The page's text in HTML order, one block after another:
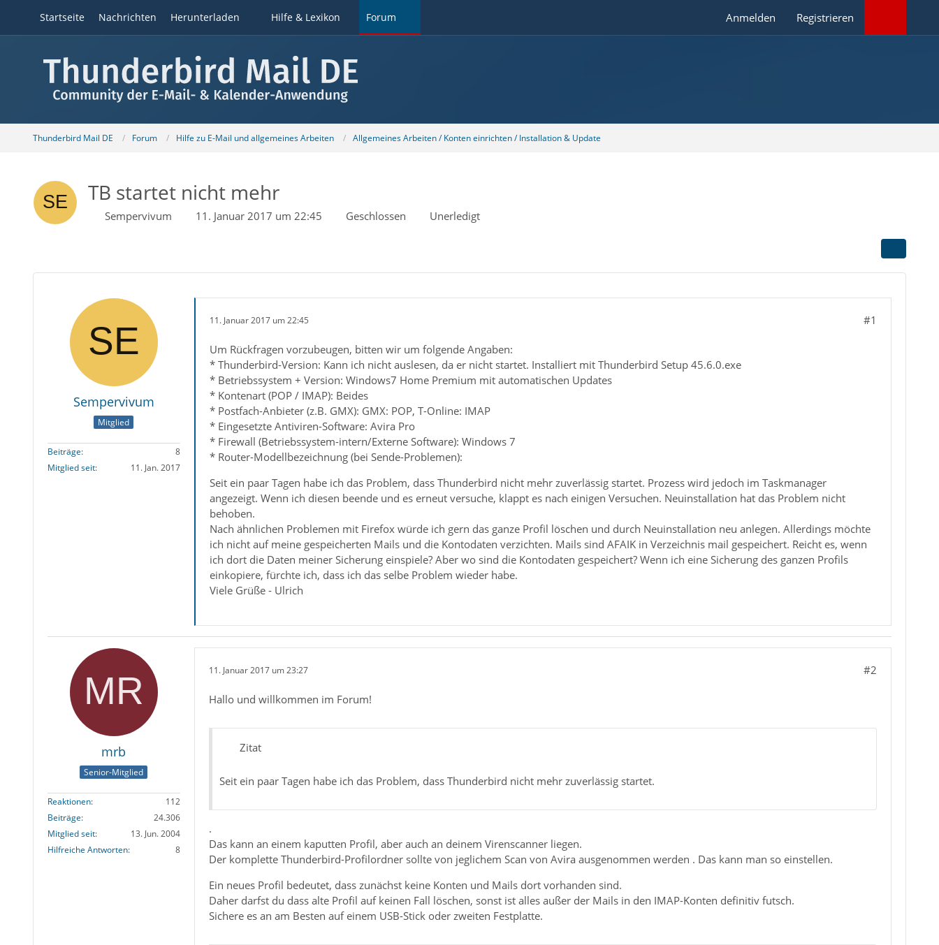
Startseite Nachrichten Herunterladen Hilfe & Lexikon Forum Anmelden Registrieren
Thunderbird Mail DE Forum Hilfe zu E-Mail und allgemeines Arbeiten Allgemeines Arbeiten / Konten einrichten / Installation & Update
TB startet nicht mehr
Sempervivum 11. Januar 2017 um 22:45 Geschlossen Unerledigt
Sempervivum
Mitglied
Beiträge
8
Mitglied seit
11. Jan. 2017
11. Januar 2017 um 22:45 #1
Um Rückfragen vorzubeugen, bitten wir um folgende Angaben:
* Thunderbird-Version: Kann ich nicht auslesen, da er nicht startet. Installiert mit Thunderbird Setup 45.6.0.exe
* Betriebssystem + Version: Windows7 Home Premium mit automatischen Updates
* Kontenart (POP / IMAP): Beides
* Postfach-Anbieter (z.B. GMX): GMX: POP, T-Online: IMAP
* Eingesetzte Antiviren-Software: Avira Pro
* Firewall (Betriebssystem-intern/Externe Software): Windows 7
* Router-Modellbezeichnung (bei Sende-Problemen):
Seit ein paar Tagen habe ich das Problem, dass Thunderbird nicht mehr zuverlässig startet. Prozess wird jedoch im Taskmanager
angezeigt. Wenn ich diesen beende und es erneut versuche, klappt es nach einigen Versuchen. Neuinstallation hat das Problem nicht
behoben.
Nach ähnlichen Problemen mit Firefox würde ich gern das ganze Profil löschen und durch Neuinstallation neu anlegen. Allerdings möchte
ich nicht auf meine gespeicherten Mails und die Kontodaten verzichten. Mails sind AFAIK in Verzeichnis mail gespeichert. Reicht es, wenn
ich dort die Daten meiner Sicherung einspiele? Aber wo sind die Kontodaten gespeichert? Wenn ich eine Sicherung des ganzen Profils
einkopiere, fürchte ich, dass ich das selbe Problem wieder habe.
Viele Grüße - Ulrich
mrb
Senior-Mitglied
Reaktionen
112
Beiträge
24.306
Mitglied seit
13. Jun. 2004
Hilfreiche Antworten
8
11. Januar 2017 um 23:27 #2
Hallo und willkommen im Forum!
Zitat
Seit ein paar Tagen habe ich das Problem, dass Thunderbird nicht mehr zuverlässig startet.
.
Das kann an einem kaputten Profil, aber auch an deinem Virenscanner liegen.
Der komplette Thunderbird-Profilordner sollte von jeglichem Scan von Avira ausgenommen werden . Das kann man so einstellen.
Ein neues Profil bedeutet, dass zunächst keine Konten und Mails dort vorhanden sind.
Daher darfst du dass alte Profil auf keinen Fall löschen, sonst ist alles außer der Mails in den IMAP-Konten definitiv futsch.
Sichere es an am Besten auf einem USB-Stick oder zweiten Festplatte.